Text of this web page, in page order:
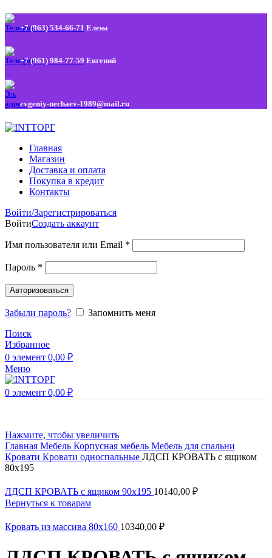
+7 (963) 534-66-71 Елена
+7 (961) 984-77-59 Евгений
evgeniy-nechaev-1989@mail.ru
Главная
Магазин
Доставка и оплата
Покупка в кредит
Контакты
Войти/Зарегистрироваться
ВойтиСоздать аккаунт
Имя пользователя или Email *
Пароль *
Авторизоваться
Забыли пароль?
Запомнить меня
Поиск
Избранное
0 элемент 0,00 ₽
Меню
0 элемент 0,00 ₽
Нажмите, чтобы увеличить
Главная Мебель Корпусная мебель Мебель для спальни
Кровати Кровати односпальные ЛДСП КРОВАТЬ с ящиком
80х195
ЛДСП КРОВАТЬ с ящиком 90х195 10140,00 ₽
Вернуться к товарам
Кровать из массива 80х160 10340,00 ₽